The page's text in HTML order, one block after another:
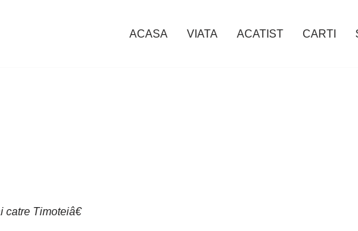
ACASA VIATA ACATIST CARTI
Timoteiâ€